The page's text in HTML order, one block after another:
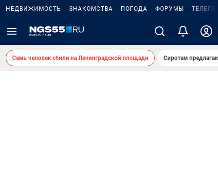
НЕДВИЖИМОСТЬ ЗНАКОМСТВА ПОГОДА ФОРУМЫ
Семь человек сбили на Ленинградской площади Сиротам